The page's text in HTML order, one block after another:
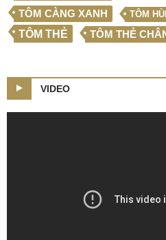
TÔM CÀNG XANH TÔM
TÔM THẺ TÔM THẺ
VIDEO